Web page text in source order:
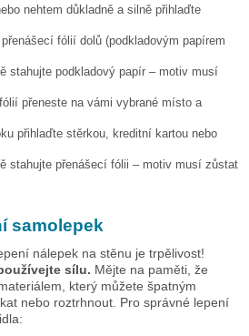
nehtem důkladně a silně přihlaďte
fólií dolů (podkladovým papírem
stahujte podkladový papír – motiv musí
přeneste na vámi vybrané místo a
přihlaďte stěrkou, kreditní kartou nebo
stahujte přenášecí fólii – motiv musí zůstat
samolepek
nálepek na stěnu je trpělivost!
sílu. Mějte na paměti, že
který můžete špatným
nebo roztrhnout. Pro správné lepení